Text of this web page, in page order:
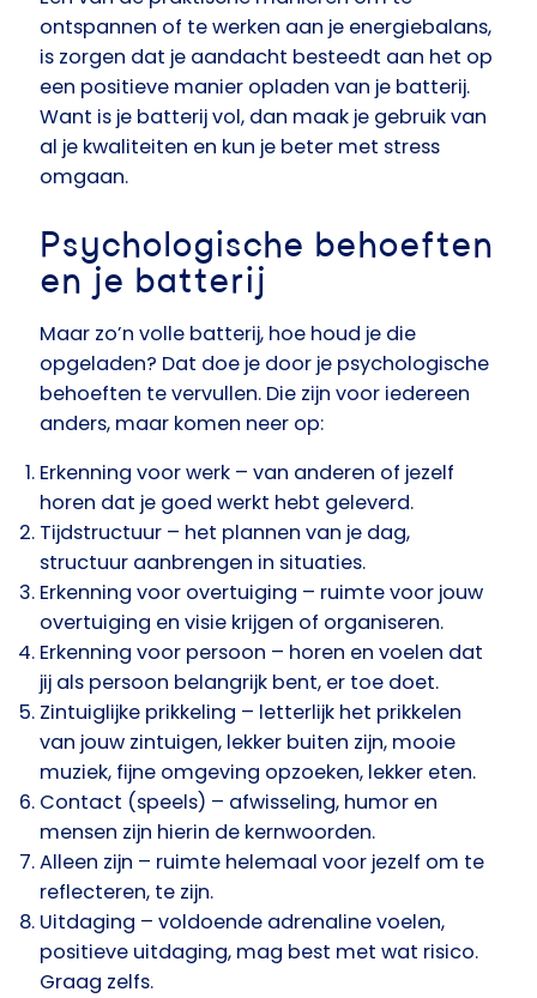
ontspannen of te werken aan je energiebalans,
is zorgen dat je aandacht besteedt aan het op
een positieve manier opladen van je batterij.
Want is je batterij vol, dan maak je gebruik van
al je kwaliteiten en kun je beter met stress
omgaan.
Psychologische behoeften
en je batterij
Maar zo’n volle batterij, hoe houd je die
opgeladen? Dat doe je door je psychologische
behoeften te vervullen. Die zijn voor iedereen
anders, maar komen neer op:
Erkenning voor werk – van anderen of jezelf
horen dat je goed werkt hebt geleverd.
Tijdstructuur – het plannen van je dag,
structuur aanbrengen in situaties.
Erkenning voor overtuiging – ruimte voor jouw
overtuiging en visie krijgen of organiseren.
Erkenning voor persoon – horen en voelen dat
jij als persoon belangrijk bent, er toe doet.
Zintuiglijke prikkeling – letterlijk het prikkelen
van jouw zintuigen, lekker buiten zijn, mooie
muziek, fijne omgeving opzoeken, lekker eten.
Contact (speels) – afwisseling, humor en
mensen zijn hierin de kernwoorden.
Alleen zijn – ruimte helemaal voor jezelf om te
reflecteren, te zijn.
Uitdaging – voldoende adrenaline voelen,
positieve uitdaging, mag best met wat risico.
Graag zelfs.